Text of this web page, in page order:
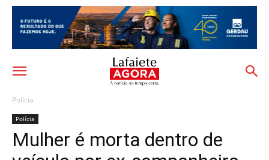
Polícia
Polícia
Mulher é morta dentro de